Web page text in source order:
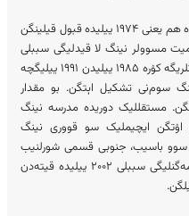
سوویتلر نینگ اېنگ گللگن اقتصادی ییللریده هم یعنی ۱۹۷۴ ییلیده قبول قیلینگن
مسوولر نینگ لا قیدلیگی سببلی
بجریلمه‌گن. مدنیت وزیرلیگی نینگ معلوماتلریگه کۉره ۱۹۸۵ ییلیدن ۱۹۹۱ ییلیگچه
صرف قیلینگن مبلغ ۳۴.۲مینگ سوم‌نی تشکیل اېتگن. بو مقدار
مستقللیک دوریده مدرسه نینگ
ایچیملیک سو قووری نینگ
سوو باسیب، جنوبی قسمی شورلنیب
کېتگن. اوشبو دیوارلر آستیده پایدیوار بۉلمه‌گنلیگی سببلی ۲۰۰۲ ییلیده قیته‌دن